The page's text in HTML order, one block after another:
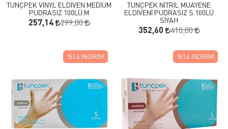
TUNÇPEK VİNYL ELDİVEN MEDİUM
PUDRASIZ 100LÜ M
257,14 299,00
TUNÇPEK NİTRİL MUAYENE
ELDİVENİ PUDRASIZ S 100LÜ
SİYAH
352,60 410,00
%14 İNDIRIM %14 İNDIRIM